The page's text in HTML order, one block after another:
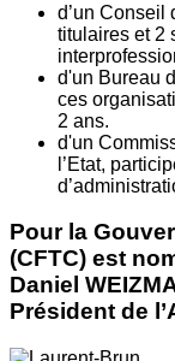
d’un Conseil
titulaires et 2
d'un Bureau
ces
2 ans.
d'un
l’Etat,
Pour la
(CFTC) est
Daniel
Président de